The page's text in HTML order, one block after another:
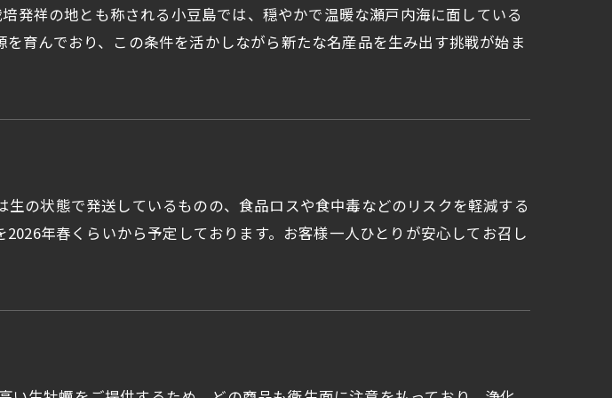
発祥の地とも称される小豆島では、穏やかで温暖な瀬戸内海に面している
を育んでおり、この条件を活かしながら新たな名産品を生み出す挑戦が始ま
生の状態で発送しているものの、食品ロスや食中毒などのリスクを軽減する
2026年春くらいから予定しております。お客様一人ひとりが安心してお召し